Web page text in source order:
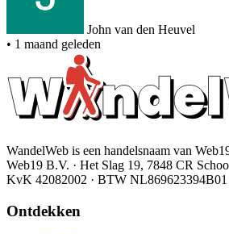
John van den Heuvel
• 1 maand geleden
WandelWeb is een handelsnaam van
Web19 B.V. · Het Slag 19, 7848 CR
KvK 42082002 · BTW NL869623394B01
Ontdekken